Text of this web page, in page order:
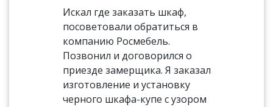
Искал где заказать шкаф,
посоветовали обратиться в
компанию Росмебель.
Позвонил и договорился о
приезде замерщика. Я заказал
изготовление и установку
черного шкафа-купе с узором